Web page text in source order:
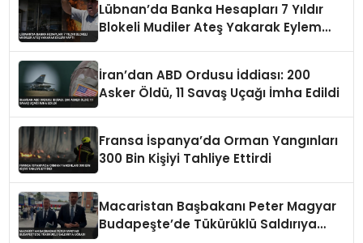
Lübnan’da Banka Hesapları 7 Yıldır
Blokeli Mudiler Ateş Yakarak Eylem
İran’dan ABD Ordusu İddiası: 200
Asker Öldü, 11 Savaş Uçağı İmha Edildi
Fransa İspanya’da Orman Yangınları
300 Bin Kişiyi Tahliye Ettirdi
Macaristan Başbakanı Peter Magyar
Budapeşte’de Tükürüklü Saldırıya